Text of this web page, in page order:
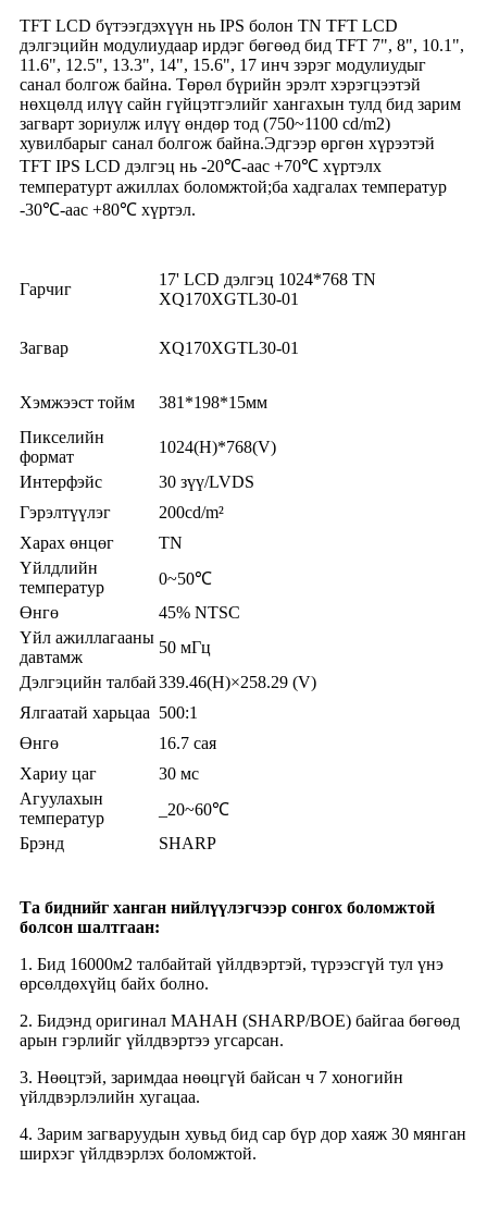
TFT LCD бүтээгдэхүүн нь IPS болон TN TFT LCD
дэлгэцийн модулиудаар ирдэг бөгөөд бид TFT 7", 8", 10.1",
11.6", 12.5", 13.3", 14", 15.6", 17 инч зэрэг модулиудыг
санал болгож байна. Төрөл бүрийн эрэлт хэрэгцээтэй
нөхцөлд илүү сайн гүйцэтгэлийг хангахын тулд бид зарим
загварт зориулж илүү өндөр тод (750~1100 cd/m2)
хувилбарыг санал болгож байна.Эдгээр өргөн хүрээтэй
TFT IPS LCD дэлгэц нь -20℃-аас +70℃ хүртэлх
температурт ажиллах боломжтой;ба хадгалах температур
-30℃-аас +80℃ хүртэл.
Гарчиг
17' LCD дэлгэц 1024*768 TN
XQ170XGTL30-01
Загвар XQ170XGTL30-01
Хэмжээст тойм
381*198*15мм
Пикселийн
формат
1024(H)*768(V)
Интерфэйс
30 зүү/LVDS
Гэрэлтүүлэг
200cd/m²
Харах өнцөг
TN
Үйлдлийн
температур
0~50℃
Өнгө
45% NTSC
Үйл ажиллагааны
давтамж
50 мГц
Дэлгэцийн талбай339.46(H)×258.29 (V)
Ялгаатай харьцаа 500:1
Өнгө
16.7 сая
Хариу цаг
30 мс
Агуулахын
температур
_20~60℃
Брэнд
SHARP
Та биднийг ханган нийлүүлэгчээр сонгох боломжтой
болсон шалтгаан:
1. Бид 16000м2 талбайтай үйлдвэртэй, түрээсгүй тул үнэ
өрсөлдөхүйц байх болно.
2. Бидэнд оригинал МАНАН (SHARP/BOE) байгаа бөгөөд
арын гэрлийг үйлдвэртээ угсарсан.
3. Нөөцтэй, заримдаа нөөцгүй байсан ч 7 хоногийн
үйлдвэрлэлийн хугацаа.
4. Зарим загваруудын хувьд бид сар бүр дор хаяж 30 мянган
ширхэг үйлдвэрлэх боломжтой.